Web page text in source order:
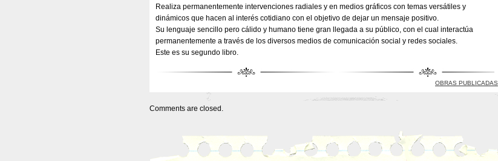
Realiza permanentemente intervenciones radiales y en medios gráficos con temas versátiles y
dinámicos que hacen al interés cotidiano con el objetivo de dejar un mensaje positivo.
Su lenguaje sencillo pero cálido y humano tiene gran llegada a su público, con el cual interactúa
permanentemente a través de los diversos medios de comunicación social y redes sociales.
Este es su segundo libro.
OBRAS PUBLICADAS
Comments are closed.